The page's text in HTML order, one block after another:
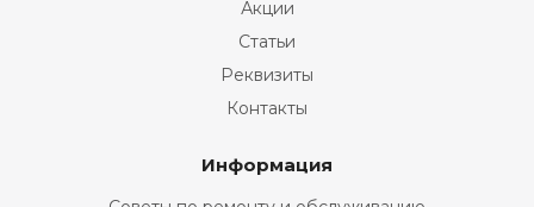
Акции
Статьи
Реквизиты
Контакты
Информация